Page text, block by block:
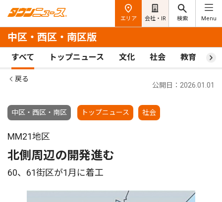
エリア 会社・IR 検索 Menu
中区・西区・南区版
すべて トップニュース 文化 社会 教育 ス
戻る
中区・西区・南区 トップニュース 社会
公開日：2026.01.01
MM21地区
北側周辺の開発進む
60、61街区が1月に着工